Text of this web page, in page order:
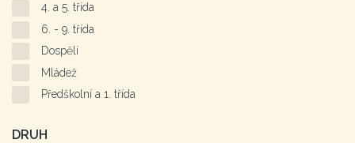
4. a 5. třída
6. - 9. třída
Dospělí
Mládež
Předškolní a 1. třída
DRUH